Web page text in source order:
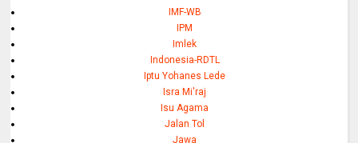
IMF-WB
IPM
Imlek
Indonesia-RDTL
Iptu Yohanes Lede
Isra Mi'raj
Isu Agama
Jalan Tol
Jawa